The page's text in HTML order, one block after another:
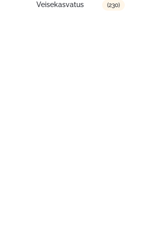
Veisekasvatus (230)